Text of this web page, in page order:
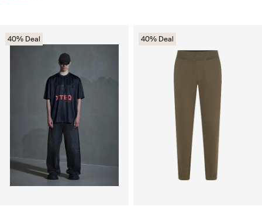
40% Deal 40% Deal